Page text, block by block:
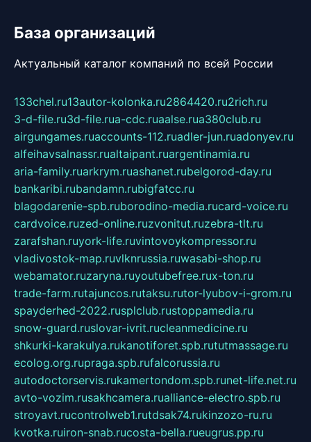
База организаций
Актуальный каталог компаний по всей России
133chel.ru13autor-kolonka.ru2864420.ru2rich.ru
3-d-file.ru3d-file.rua-cdc.ruaalse.rua380club.ru
airgungames.ruaccounts-112.ruadler-jun.ruadonyev.ru
alfeihavsalnassr.rualtaipant.ruargentinamia.ru
aria-family.ruarkrym.ruashanet.rubelgorod-day.ru
bankaribi.rubandamn.rubigfatcc.ru
blagodarenie-spb.ruborodino-media.rucard-voice.ru
cardvoice.ruzed-online.ruzvonitut.ruzebra-tlt.ru
zarafshan.ruyork-life.ruvintovoykompressor.ru
vladivostok-map.ruvlknrussia.ruwasabi-shop.ru
webamator.ruzaryna.ruyoutubefree.rux-ton.ru
trade-farm.rutajuncos.rutaksu.rutor-lyubov-i-grom.ru
spayderhed-2022.rusplclub.rustoppamedia.ru
snow-guard.ruslovar-ivrit.rucleanmedicine.ru
shkurki-karakulya.rukanotiforet.spb.rututmassage.ru
ecolog.org.rupraga.spb.rufalcorussia.ru
autodoctorservis.rukamertondom.spb.runet-life.net.ru
avto-vozim.rusakhcamera.rualliance-electro.spb.ru
stroyavt.rucontrolweb1.rutdsak74.rukinzozo-ru.ru
kvotka.ruiron-snab.rucosta-bella.rueugrus.pp.ru